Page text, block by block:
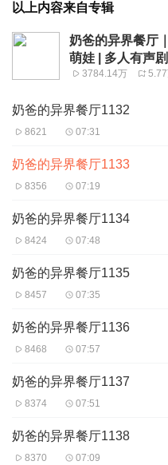
以上内容来自专辑
奶爸的异界餐厅
萌娃 | 多人有声剧
3784.14万
奶爸的异界餐厅1132
8621 07:31
奶爸的异界餐厅1133
8356 07:19
奶爸的异界餐厅1134
8424 07:48
奶爸的异界餐厅1135
8457 07:35
奶爸的异界餐厅1136
8468 07:57
奶爸的异界餐厅1137
8374 07:51
奶爸的异界餐厅1138
8370 07:09